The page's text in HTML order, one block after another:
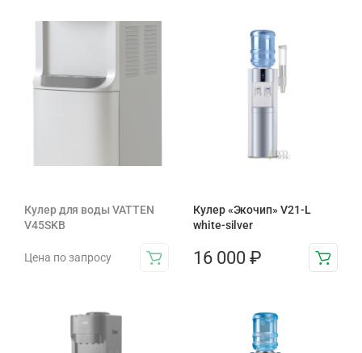
Кулер для воды VATTEN
V45SKB
Цена по запросу
Кулер «Экочип» V21-L
white-silver
16 000 ₽